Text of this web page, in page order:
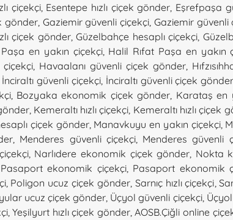
çiçekçi, Esentepe hızlı çiçek gönder, Eşrefpaşa
gönder, Gaziemir güvenli çiçekçi, Gaziemir güvenli
çiçek gönder, Güzelbahçe hesaplı çiçekçi,
en yakın çiçekçi, Halil Rıfat Paşa en yakın
, Havaalanı güvenli çiçek gönder,
İnciraltı güvenli çiçekçi, İnciraltı güvenli çiçek
, Bozyaka ekonomik çiçek gönder, Karataş en
, Kemeraltı hızlı çiçekçi, Kemeraltı hızlı çiçek
çiçek gönder, Manavkuyu en yakın çiçekçi,
, Menderes güvenli çiçekçi, Menderes güvenli
, Narlıdere ekonomik çiçek gönder, Nokta
Pasaport ekonomik çiçekçi, Pasaport ekonomik
, Poligon ucuz çiçek gönder, Sarnıç hızlı çiçekçi,
ucuz çiçek gönder, Üçyol güvenli çiçekçi,
,Yeşilyurt hızlı çiçek gönder,AOSB.Çiğli online